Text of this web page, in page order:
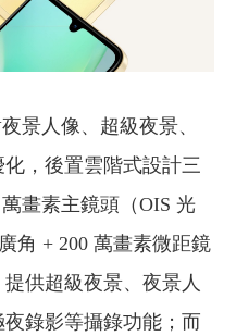
景人像、超級夜景、
，後置雲階式設計三
畫素主鏡頭（OIS 光
角 + 200 萬畫素微距鏡
供超級夜景、夜景人
錄影等攝錄功能；而